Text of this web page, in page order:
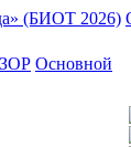
(БИОТ 2026)
Основной